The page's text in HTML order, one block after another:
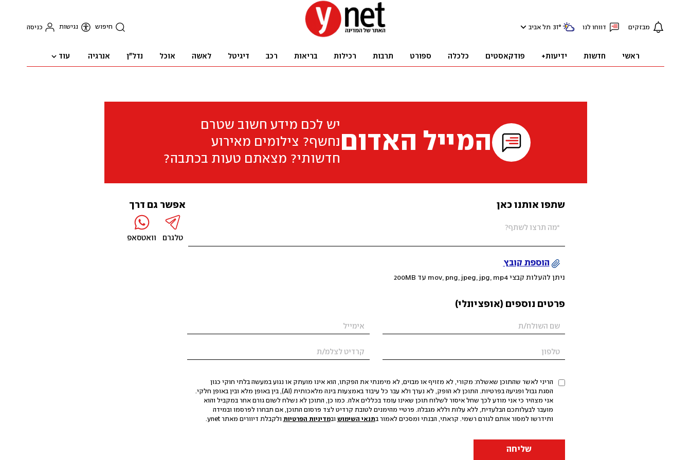
מבזקים דווחו לנו 31° תל אביב חיפוש נגישות כניסה
ראשי חדשות ידיעות+ פודקאסטים כלכלה ספורט תרבות רכילות בריאות רכב דיגיטל לאשה אוכל נדל"ן אנרגיה עוד
המייל האדום
יש לכם מידע חשוב שטרם
נחשף? צילומים מאירוע
חדשותי? מצאתם טעות בכתבה?
שתפו אותנו כאן
הוספת קובץ
ניתן להעלות קבצי mov, png, jpeg, jpg, mp4 עד 200MB
פרטים נוספים (אופציונלי)
הריני לאשר שהתוכן שאשלח: מקורי, לא מזויף או מבוים, לא מימנתי את הפקתו, הוא אינו מועתק או נגוע במעשה בלתי חוקי כגון
הסגת גבול ופגיעה בפרטיות. התוכן לא הופק, לא נערך ולא עבר כל עיבוד באמצעות בינה מלאכותית (AI), בין באופן מלא ובין באופן חלקי.
אני מצהיר כי אני מודע לכך שחל איסור לשלוח תוכן שאינו עומד בכללים אלה. כמו כן, התוכן לא נשלח לשום גורם אחר במקביל והוא
מועבר לבעלותכם הבלעדית, ללא עלות וללא מגבלה. פרטיי מהימנים לטובת קרדיט לצד פרסום התוכן, אם תבחרו לפרסמו ובמידה
ותידרשו למסור אותם לגורם רשמי. קראתי, הבנתי ומסכים לאמור בתנאי השימוש ובמדיניות הפרטיות ולקבלת דיוורים מאתר ynet.
שליחה
אפשר גם דרך
טלגרם וואטסאפ